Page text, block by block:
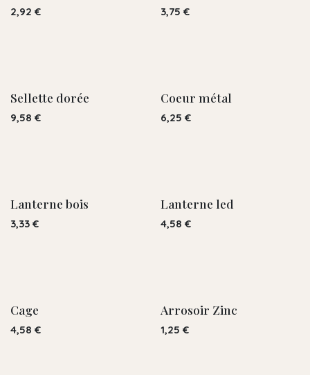
2,92 € 3,75 €
Sellette dorée
9,58 €
Coeur métal
6,25 €
Lanterne bois
3,33 €
Lanterne led
4,58 €
Cage
4,58 €
Arrosoir Zinc
1,25 €